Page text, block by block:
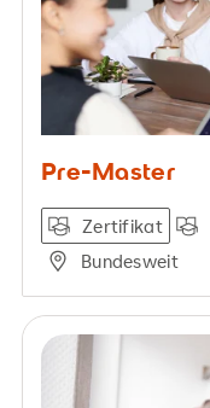
Pre-Master
Zertifikat
Bundesweit